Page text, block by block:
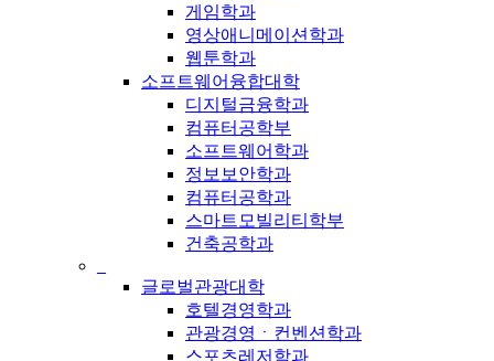
게임학과
영상애니메이션학과
웹툰학과
소프트웨어융합대학
디지털금융학과
컴퓨터공학부
소프트웨어학과
정보보안학과
컴퓨터공학과
스마트모빌리티학부
건축공학과
글로벌관광대학
호텔경영학과
관광경영ㆍ컨벤션학과
스포츠레저학과